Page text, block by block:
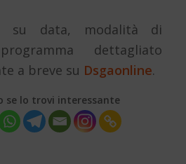
su data, modalità di
dettagliato
a breve su Dsgaonline.
se lo trovi interessante